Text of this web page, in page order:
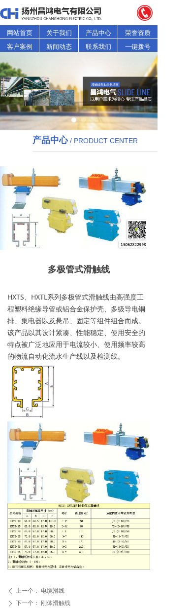
网站首页 关于我们 产品中心
荣誉资质
客户案例
新闻动态 联系我们 一键拨号
HXTS、HXTL系列多极管式滑触线由高强度工
程塑料绝缘导管或铝合金保护壳、多级导电铜
排、集电器以及悬吊、固定等组件组合而成。
该产品以其设计紧凑、性能稳定、使用安全的
特点被广泛地应用于电流较小、使用频率较高
的物流自动化流水生产线以及检测线。
ꄴ 上一个： 电缆滑线
ꄲ 下一个： 刚体滑触线
多极管式滑触线
产品中心/ PRODUCT CENTER